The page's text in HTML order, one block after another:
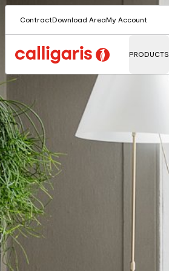
ContractDownload AreaMy Account
PRODUCTS